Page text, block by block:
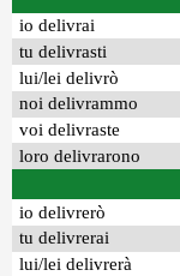
io delivrai
tu delivrasti
lui/lei delivrò
noi delivrammo
voi delivraste
loro delivrarono
io delivrerò
tu delivrerai
lui/lei delivrerà